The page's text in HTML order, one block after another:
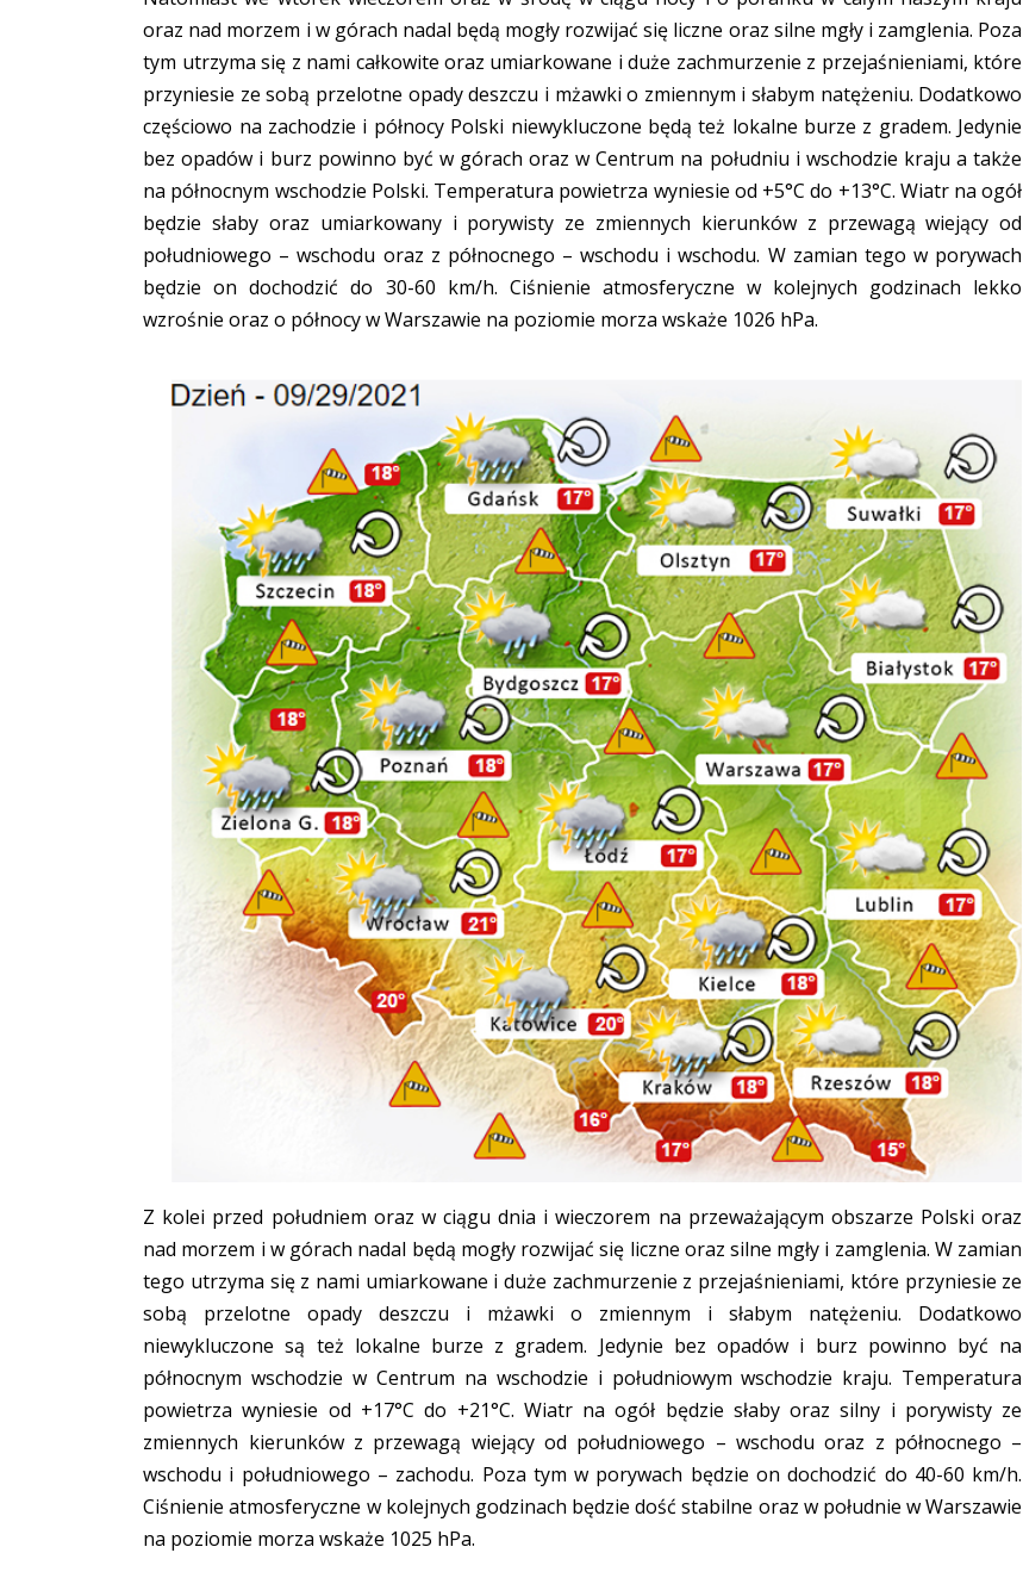
oraz nad morzem i w górach nadal będą mogły rozwijać się liczne oraz silne mgły i zamglenia. Poza
tym utrzyma się z nami całkowite oraz umiarkowane i duże zachmurzenie z przejaśnieniami, które
przyniesie ze sobą przelotne opady deszczu i mżawki o zmiennym i słabym natężeniu. Dodatkowo
częściowo na zachodzie i północy Polski niewykluczone będą też lokalne burze z gradem. Jedynie
bez opadów i burz powinno być w górach oraz w Centrum na południu i wschodzie kraju a także
na północnym wschodzie Polski. Temperatura powietrza wyniesie od +5°C do +13°C. Wiatr na ogół
będzie słaby oraz umiarkowany i porywisty ze zmiennych kierunków z przewagą wiejący od
południowego – wschodu oraz z północnego – wschodu i wschodu. W zamian tego w porywach
będzie on dochodzić do 30-60 km/h. Ciśnienie atmosferyczne w kolejnych godzinach lekko
wzrośnie oraz o północy w Warszawie na poziomie morza wskaże 1026 hPa.
Z kolei przed południem oraz w ciągu dnia i wieczorem na przeważającym obszarze Polski oraz
nad morzem i w górach nadal będą mogły rozwijać się liczne oraz silne mgły i zamglenia. W zamian
tego utrzyma się z nami umiarkowane i duże zachmurzenie z przejaśnieniami, które przyniesie ze
sobą przelotne opady deszczu i mżawki o zmiennym i słabym natężeniu. Dodatkowo
niewykluczone są też lokalne burze z gradem. Jedynie bez opadów i burz powinno być na
północnym wschodzie w Centrum na wschodzie i południowym wschodzie kraju. Temperatura
powietrza wyniesie od +17°C do +21°C. Wiatr na ogół będzie słaby oraz silny i porywisty ze
zmiennych kierunków z przewagą wiejący od południowego – wschodu oraz z północnego –
wschodu i południowego – zachodu. Poza tym w porywach będzie on dochodzić do 40-60 km/h.
Ciśnienie atmosferyczne w kolejnych godzinach będzie dość stabilne oraz w południe w Warszawie
na poziomie morza wskaże 1025 hPa.